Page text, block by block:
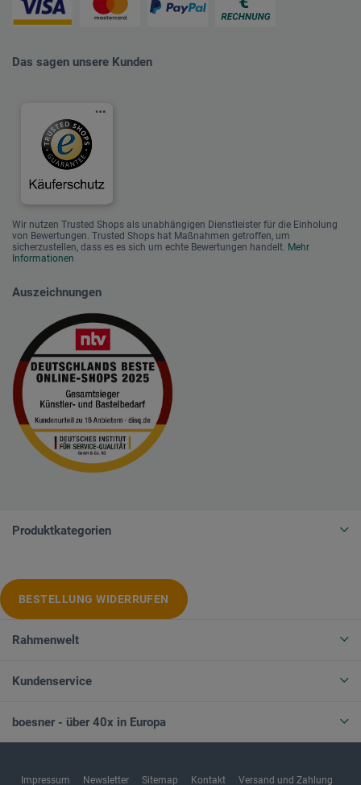
Das sagen unsere Kunden
Wir nutzen Trusted Shops als unabhängigen Dienstleister für die Einholung
von Bewertungen. Trusted Shops hat Maßnahmen getroffen, um
sicherzustellen, dass es es sich um echte Bewertungen handelt. Mehr
Informationen
Auszeichnungen
Produktkategorien
BESTELLUNG WIDERRUFEN
Rahmenwelt
Kundenservice
boesner - über 40x in Europa
Impressum Newsletter Sitemap Kontakt Versand und Zahlung